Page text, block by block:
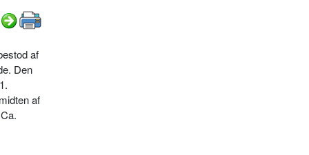
af
Den
af